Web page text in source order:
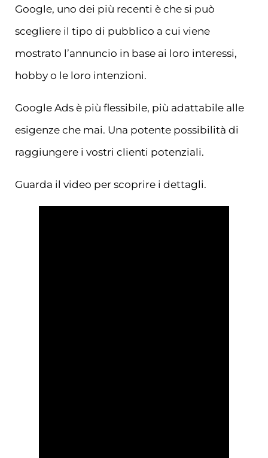
Google, uno dei più recenti è che si può
scegliere il tipo di pubblico a cui viene
mostrato l’annuncio in base ai loro interessi,
hobby o le loro intenzioni.
Google Ads è più flessibile, più adattabile alle
esigenze che mai. Una potente possibilità di
raggiungere i vostri clienti potenziali.
Guarda il video per scoprire i dettagli.